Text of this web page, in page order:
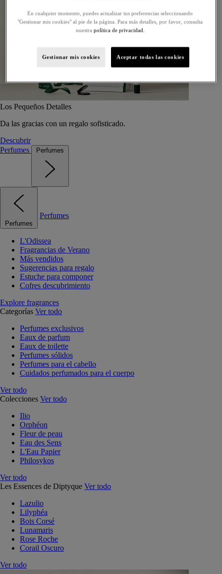
Los Pequeños Detalles
Da las gracias con un regalo sofisticado.
Descubrir
Perfumes
Perfumes
Perfumes
Perfumes
L'Odissea
Fragrancias de Verano
Más vendidos
Sugerencias para regalo
Estuche para componer
Cofres descubrimiento
Explore fragrances
Categorías Ver todo
Perfumes exclusivos
Eaux de parfum
Eaux de toilette
Perfumes sólidos
Perfumes para el cabello
Cuidados perfumados para el cuerpo
Ver todo
Colecciones Ver todo
Ilio
Orphéon
Fleur de peau
Eau des Sens
L'Eau Papier
Philosykos
Ver todo
Les Essences de Diptyque Ver todo
Lazulio
Lilyphéa
Bois Corsé
Lunamaris
Rose Roche
Corail Oscuro
Ver todo
En cualquier momento, puedes actualizar tus preferencias seleccionando
"Gestionar mis cookies" al pie de la página. Para más detalles, por favor, consulta
nuestra política de privacidad.
Gestionar mis cookies Aceptar todas las cookies